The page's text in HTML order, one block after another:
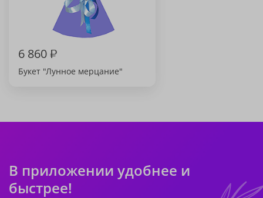
6 860₽
Букет "Лунное мерцание"
В приложении удобнее и
быстрее!